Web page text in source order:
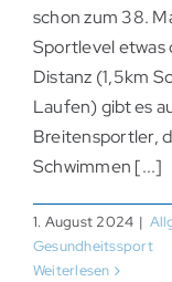
schon zum 38.
Sportlevel etwas
Distanz (1,5km
Laufen) gibt es
Breitensportler,
Schwimmen [...]
1. August 2024 |
Gesundheitssport
Weiterlesen